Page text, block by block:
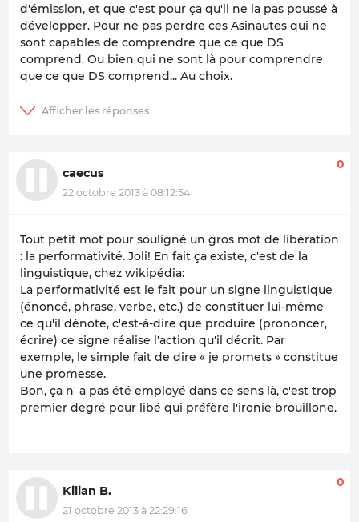
d'émission, et que c'est pour ça qu'il ne la pas poussé à
développer. Pour ne pas perdre ces Asinautes qui ne
sont capables de comprendre que ce que DS
comprend. Ou bien qui ne sont là pour comprendre
que ce que DS comprend... Au choix.
caecus
22 octobre 2013 à 08:12:54
0
Tout petit mot pour souligné un gros mot de libération
: la performativité. Joli! En fait ça existe, c'est de la
linguistique, chez wikipédia:
La performativité est le fait pour un signe linguistique
(énoncé, phrase, verbe, etc.) de constituer lui-même
ce qu'il dénote, c'est-à-dire que produire (prononcer,
écrire) ce signe réalise l'action qu'il décrit. Par
exemple, le simple fait de dire « je promets » constitue
une promesse.
Bon, ça n' a pas été employé dans ce sens là, c'est trop
premier degré pour libé qui préfère l'ironie brouillone.
Kilian B.
21 octobre 2013 à 22:29:16
0